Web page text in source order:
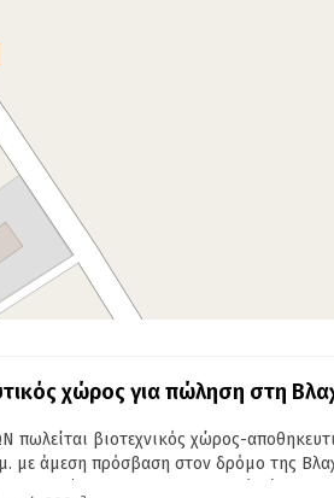
χώρος για πώληση στη
βιοτεχνικός χώρος-
με άμεση πρόσβαση στον δρόμο της